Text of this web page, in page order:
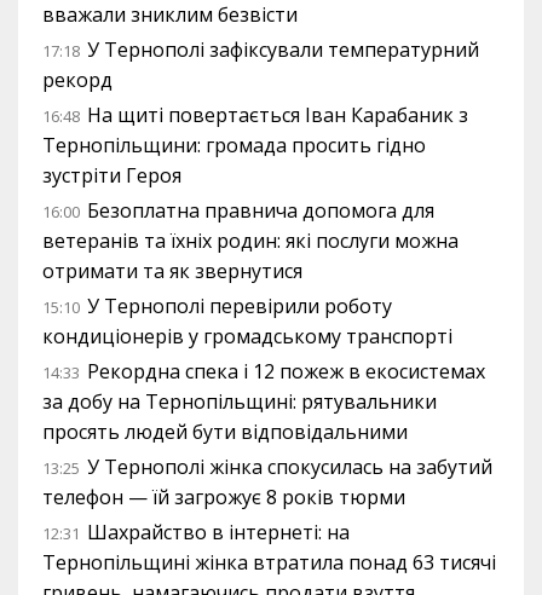
вважали зниклим безвісти
17:18 У Тернополі зафіксували температурний
рекорд
16:48 На щиті повертається Іван Карабаник з
Тернопільщини: громада просить гідно
зустріти Героя
16:00 Безоплатна правнича допомога для
ветеранів та їхніх родин: які послуги можна
отримати та як звернутися
15:10 У Тернополі перевірили роботу
кондиціонерів у громадському транспорті
14:33 Рекордна спека і 12 пожеж в екосистемах
за добу на Тернопільщині: рятувальники
просять людей бути відповідальними
13:25 У Тернополі жінка спокусилась на забутий
телефон — їй загрожує 8 років тюрми
12:31 Шахрайство в інтернеті: на
Тернопільщині жінка втратила понад 63 тисячі